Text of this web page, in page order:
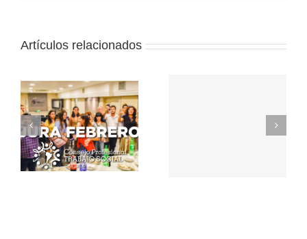
Artículos relacionados
Segunda edición
del Consejo
Profesional:
Discusiones sobre
procesos de
trabajo, empleo
estatal y salud
laboral de
de un centro de
detención para